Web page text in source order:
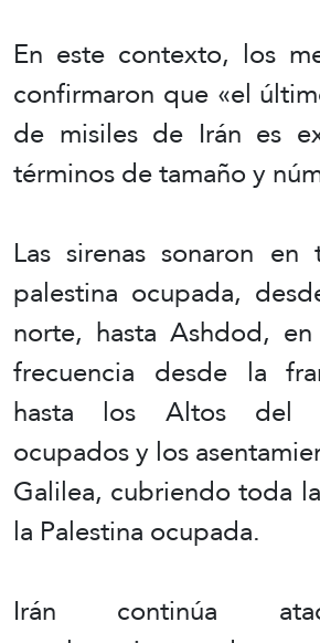
En este contexto, los
confirmaron que «el
de misiles de Irán es
términos de tamaño y
Las sirenas sonaron
palestina ocupada,
norte, hasta Ashdod,
frecuencia desde la
hasta los Altos del
ocupados y los
Galilea, cubriendo toda
la Palestina ocupada.
Irán continúa